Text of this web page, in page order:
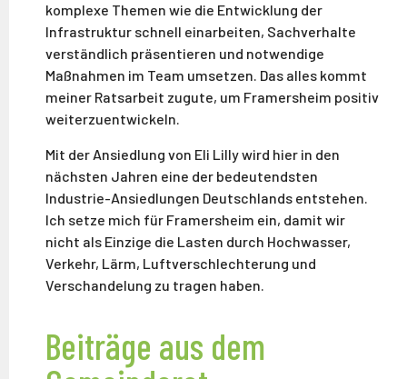
komplexe Themen wie die Entwicklung der
Infrastruktur schnell einarbeiten, Sachverhalte
verständlich präsentieren und notwendige
Maßnahmen im Team umsetzen. Das alles kommt
meiner Ratsarbeit zugute, um Framersheim positiv
weiterzuentwickeln.
Mit der Ansiedlung von Eli Lilly wird hier in den
nächsten Jahren eine der bedeutendsten
Industrie-Ansiedlungen Deutschlands entstehen.
Ich setze mich für Framersheim ein, damit wir
nicht als Einzige die Lasten durch Hochwasser,
Verkehr, Lärm, Luftverschlechterung und
Verschandelung zu tragen haben.
Beiträge aus dem